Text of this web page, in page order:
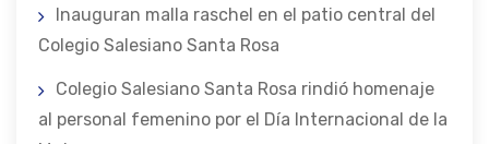
Inauguran malla raschel en el patio central del
Colegio Salesiano Santa Rosa
Colegio Salesiano Santa Rosa rindió homenaje
al personal femenino por el Día Internacional de la